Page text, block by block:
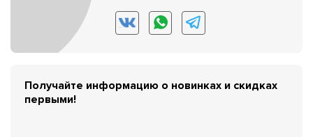
Получайте информацию о новинках и скидках
первыми!